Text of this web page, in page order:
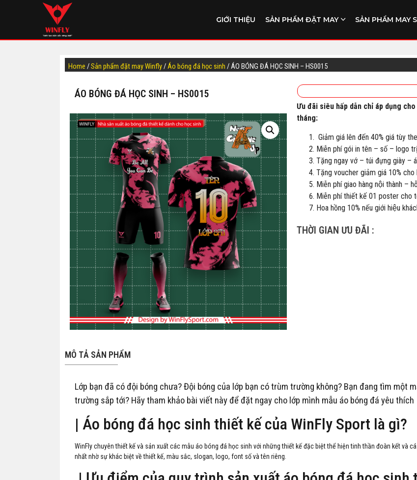
GIỚI THIỆU SẢN PHẨM ĐẶT MAY SẢN PHẨM MAY
Home /Sản phẩm đặt may Winfly/Áo bóng đá học sinh / ÁO BÓNG ĐÁ HỌC SINH – HS0015
ÁO BÓNG ĐÁ HỌC SINH – HS0015
Ưu đãi siêu hấp dẫn chỉ áp dụng
tháng:
Giảm giá lên đến 40% giá tùy
Miễn phí gói in tên – số – logo
Tặng ngay vớ – túi đựng giày –
Tặng voucher giảm giá 10%
Miễn phí giao hàng nội thành –
Miễn phí thiết kế 01 poster cho
Hoa hồng 10% nếu giới hiệu
THỜI GIAN ƯU ĐÃI :
MÔ TẢ SẢN PHẨM
Lớp bạn đã có đội bóng chưa? Đội bóng của lớp bạn có trùm trường không? Bạn đang tìm một
trường sắp tới? Hãy tham khảo bài viết này để đặt ngay cho lớp mình mẫu áo bóng đá yêu thích
| Áo bóng đá học sinh thiết kế của WinFly Sport là gì?
WinFly chuyên thiết kế và sản xuất các mẫu áo bóng đá học sinh với những thiết kế đặc biệt thể hiện tinh thần đoàn kết và
nhất nhờ sự khác biệt về thiết kế, màu sắc, slogan, logo, font số và tên riêng.